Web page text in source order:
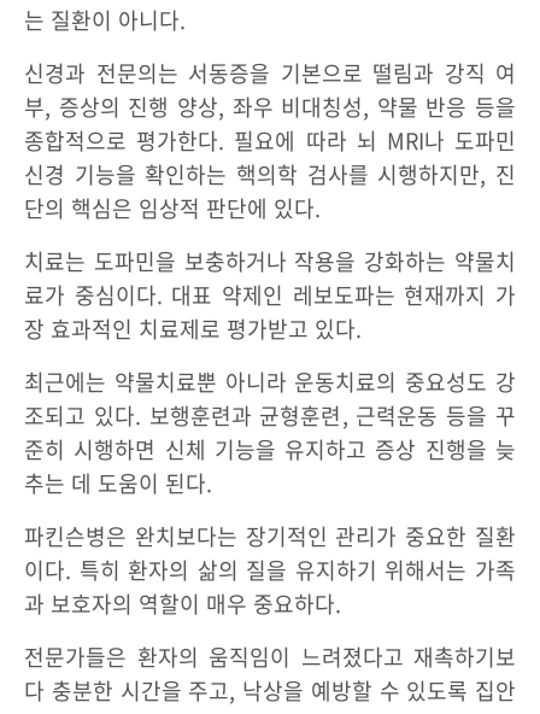
는 질환이 아니다.
신경과 전문의는 서동증을 기본으로 떨림과 강직 여
부, 증상의 진행 양상, 좌우 비대칭성, 약물 반응 등을
종합적으로 평가한다. 필요에 따라 뇌 MRI나 도파민
신경 기능을 확인하는 핵의학 검사를 시행하지만, 진
단의 핵심은 임상적 판단에 있다.
치료는 도파민을 보충하거나 작용을 강화하는 약물치
료가 중심이다. 대표 약제인 레보도파는 현재까지 가
장 효과적인 치료제로 평가받고 있다.
최근에는 약물치료뿐 아니라 운동치료의 중요성도 강
조되고 있다. 보행훈련과 균형훈련, 근력운동 등을 꾸
준히 시행하면 신체 기능을 유지하고 증상 진행을 늦
추는 데 도움이 된다.
파킨슨병은 완치보다는 장기적인 관리가 중요한 질환
이다. 특히 환자의 삶의 질을 유지하기 위해서는 가족
과 보호자의 역할이 매우 중요하다.
전문가들은 환자의 움직임이 느려졌다고 재촉하기보
다 충분한 시간을 주고, 낙상을 예방할 수 있도록 집안